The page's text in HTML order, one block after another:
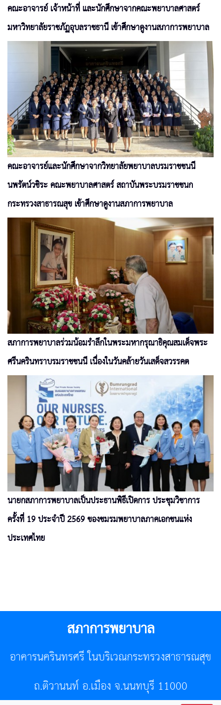
คณะอาจารย์ เจ้าหน้าที่ และนักศึกษาจากคณะพยาบาลศาสตร์
มหาวิทยาลัยราชภัฏอุบลราชธานี เข้าศึกษาดูงานสภาการพยาบาล
คณะอาจารย์และนักศึกษาจากวิทยาลัยพยาบาลบรมราชชนนี
นพรัตน์วชิระ คณะพยาบาลศาสตร์ สถาบันพระบรมราชชนก
กระทรวงสาธารณสุข เข้าศึกษาดูงานสภาการพยาบาล
สภาการพยาบาลร่วมน้อมรำลึกในพระมหากรุณาธิคุณสมเด็จพระ
ศรีนครินทราบรมราชชนนี เนื่องในวันคล้ายวันเสด็จสวรรคต
นายกสภาการพยาบาลเป็นประธานพิธีเปิดการ ประชุมวิชาการ
ครั้งที่ 19 ประจำปี 2569 ของชมรมพยาบาลภาคเอกชนแห่ง
ประเทศไทย
สภาการพยาบาล
อาคารนครินทรศรี ในบริเวณกระทรวงสาธารณสุข
ถ.ติวานนท์ อ.เมือง จ.นนทบุรี 11000